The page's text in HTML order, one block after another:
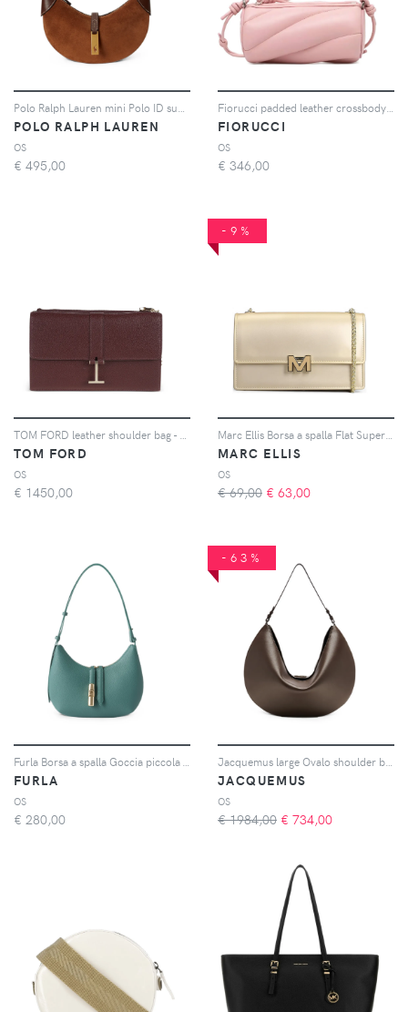
POLO RALPH LAUREN
OS
€ 495,00
FIORUCCI
OS
€ 346,00
TOM FORD
OS
€ 1450,00
-9%
MARC ELLIS
OS
€ 69,00 € 63,00
FURLA
OS
€ 280,00
-63%
JACQUEMUS
OS
€ 1984,00 € 734,00